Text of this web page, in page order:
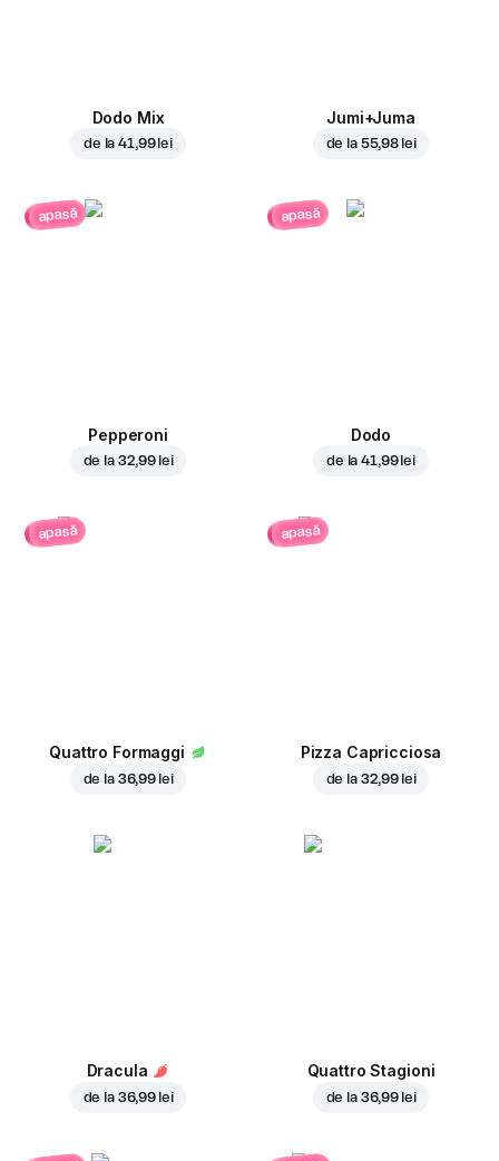
Dodo Mix
de la41,99 lei
Jumi+Juma
de la 55,98 lei
apasă
Pepperoni
de la 32,99 lei
apasă
Dodo
de la41,99 lei
apasă
Quattro Formaggi
de la 36,99 lei
apasă
Pizza Capricciosa
de la 32,99 lei
Dracula
de la 36,99 lei
Quattro Stagioni
de la 36,99 lei